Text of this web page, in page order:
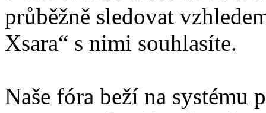
průběžně sledovat
Xsara“ s nimi souhlasíte.
Naše fóra beží na systému